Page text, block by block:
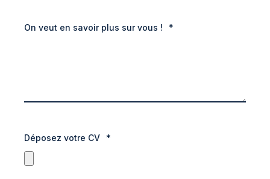
On veut en savoir plus sur vous ! *
Déposez votre CV *